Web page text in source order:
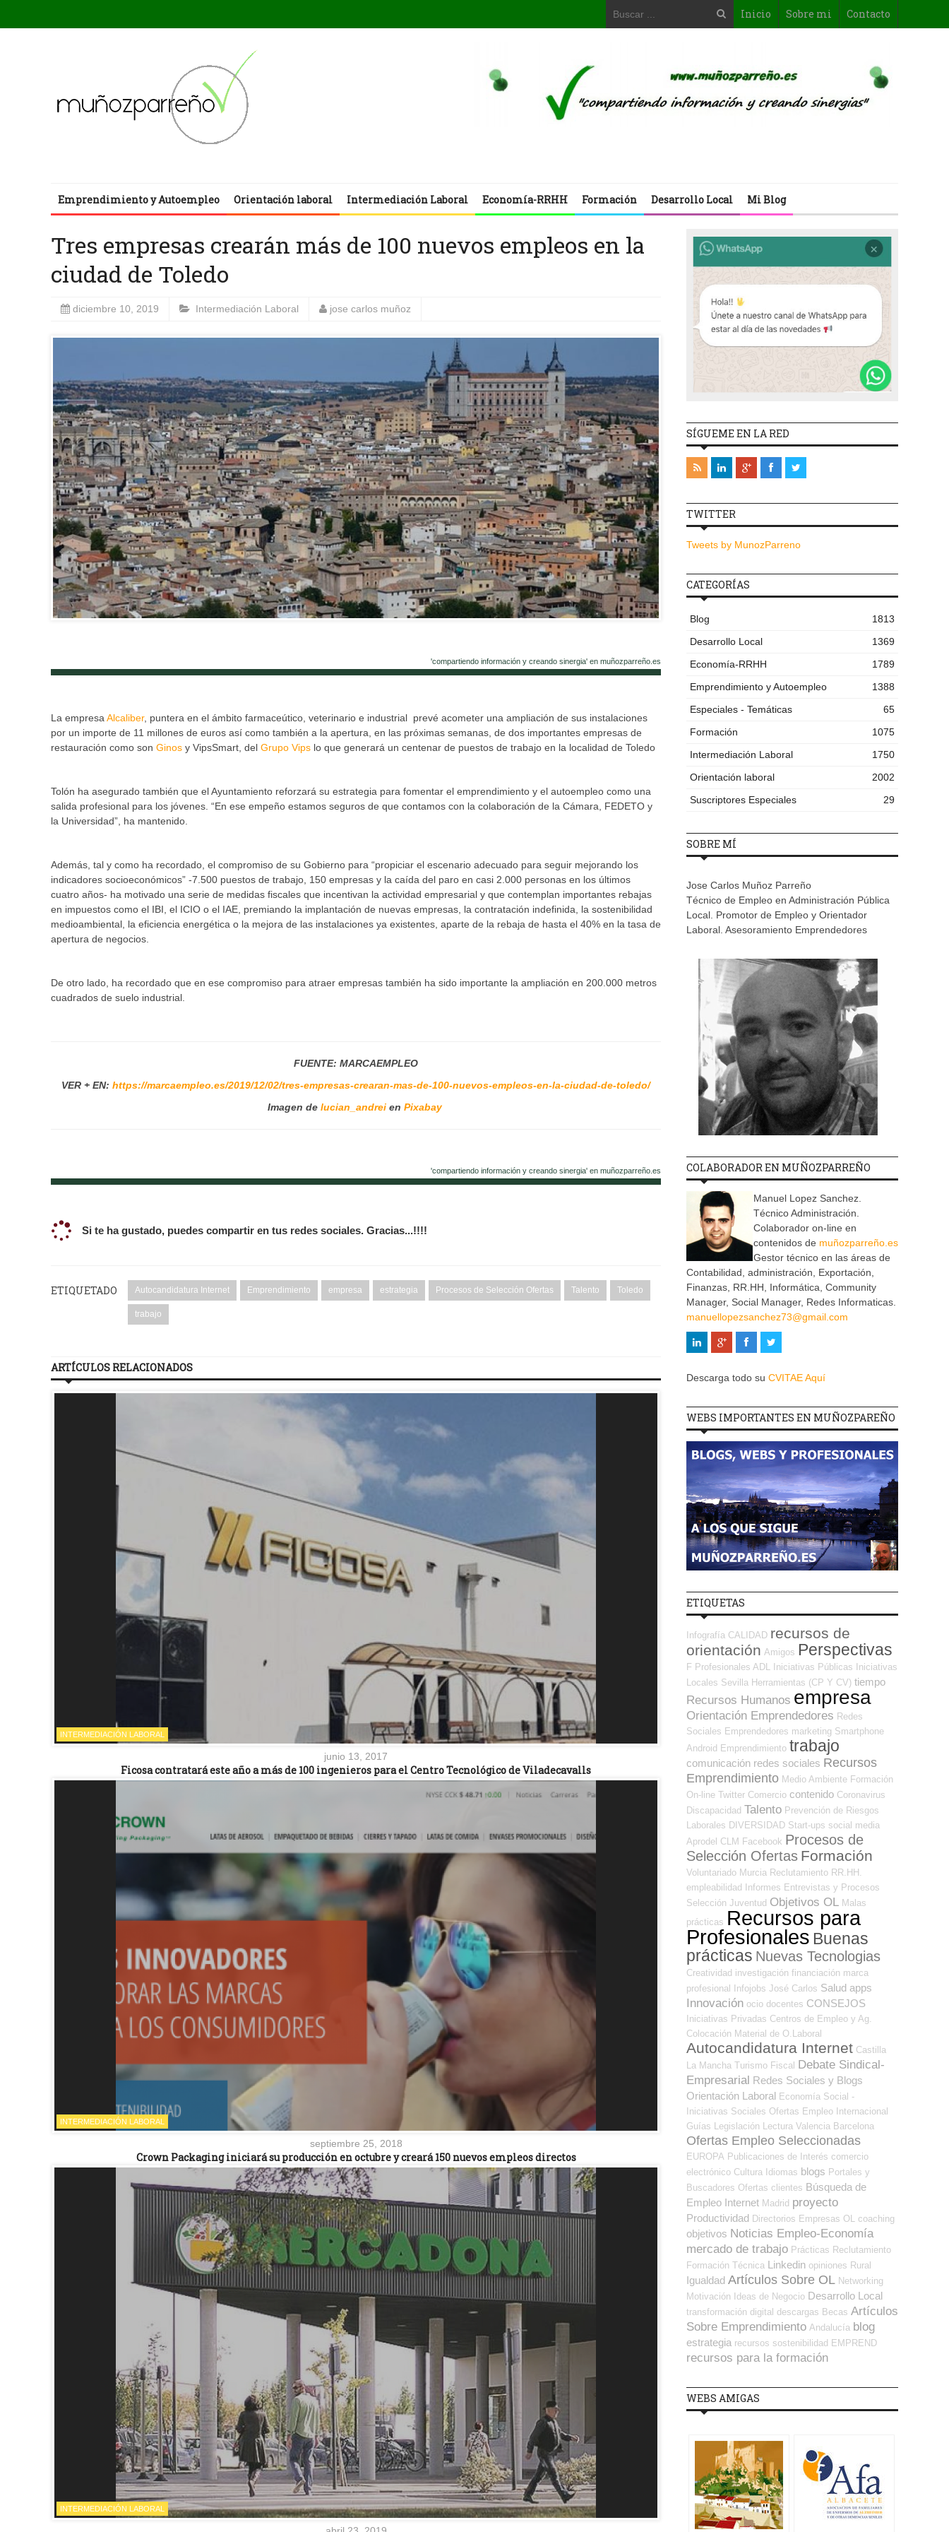
Inicio Sobre mi Contacto
Emprendimiento y Autoempleo Orientación laboral Intermediación Laboral Economía-RRHH Formación Desarrollo Local Mi Blog
Tres empresas crearán más de 100 nuevos empleos en la
ciudad de Toledo
diciembre 10, 2019 Intermediación Laboral jose carlos muñoz
'compartiendo información y creando sinergia' en muñozparreño.es
La empresaAlcaliber, puntera en el ámbito farmaceútico, veterinario e industrial prevé acometer una ampliación de sus instalaciones
por un importe de 11 millones de euros así como también a la apertura, en las próximas semanas, de dos importantes empresas de
restauración como son Ginos y VipsSmart, del Grupo Vips lo que generará un centenar de puestos de trabajo en la localidad de Toledo
Tolón ha asegurado también que el Ayuntamiento reforzará su estrategia para fomentar el emprendimiento y el autoempleo como una
salida profesional para los jóvenes. “En ese empeño estamos seguros de que contamos con la colaboración de la Cámara, FEDETO y
la Universidad”, ha mantenido.
Además, tal y como ha recordado, el compromiso de su Gobierno para “propiciar el escenario adecuado para seguir mejorando los
indicadores socioeconómicos” -7.500 puestos de trabajo, 150 empresas y la caída del paro en casi 2.000 personas en los últimos
cuatro años- ha motivado una serie de medidas fiscales que incentivan la actividad empresarial y que contemplan importantes rebajas
en impuestos como el IBI, el ICIO o el IAE, premiando la implantación de nuevas empresas, la contratación indefinida, la sostenibilidad
medioambiental, la eficiencia energética o la mejora de las instalaciones ya existentes, aparte de la rebaja de hasta el 40% en la tasa de
apertura de negocios.
De otro lado, ha recordado que en ese compromiso para atraer empresas también ha sido importante la ampliación en 200.000 metros
cuadrados de suelo industrial.
FUENTE: MARCAEMPLEO
VER + EN: https://marcaempleo.es/2019/12/02/tres-empresas-crearan-mas-de-100-nuevos-empleos-en-la-ciudad-de-toledo/
Imagen de lucian_andreien Pixabay
'compartiendo información y creando sinergia' en muñozparreño.es
Si te ha gustado, puedes compartir en tus redes sociales. Gracias...!!!!
ETIQUETADO Autocandidatura Internet Emprendimiento empresa estrategia Procesos de Selección Ofertas Talento Toledo
trabajo
ARTÍCULOS RELACIONADOS
INTERMEDIACIÓN LABORAL
junio 13, 2017
Ficosa contratará este año a más de 100 ingenieros para el Centro Tecnológico de Viladecavalls
INTERMEDIACIÓN LABORAL
septiembre 25, 2018
Crown Packaging iniciará su producción en octubre y creará 150 nuevos empleos directos
INTERMEDIACIÓN LABORAL
SÍGUEME EN LA RED
TWITTER
Tweets by MunozParreno
CATEGORÍAS
Blog
1813
Desarrollo Local
1369
Economía-RRHH
1789
Emprendimiento y Autoempleo
1388
Especiales - Temáticas
65
Formación
1075
Intermediación Laboral
1750
Orientación laboral
2002
Suscriptores Especiales
29
SOBRE MÍ
Jose Carlos Muñoz Parreño
Técnico de Empleo en Administración Pública
Local. Promotor de Empleo y Orientador
Laboral. Asesoramiento Emprendedores
COLABORADOR EN MUÑOZPARREÑO
Manuel Lopez Sanchez.
Técnico Administración.
Colaborador on-line en
contenidos de muñozparreño.es
Gestor técnico en las áreas de
Contabilidad, administración, Exportación,
Finanzas, RR.HH, Informática, Community
Manager, Social Manager, Redes Informaticas.
manuellopezsanchez73@gmail.com
Descarga todo su CVITAE Aquí
WEBS IMPORTANTES EN MUÑOZPAREÑO
ETIQUETAS
Infografía CALIDAD recursos de
orientación Amigos Perspectivas
F Profesionales ADL Iniciativas Públicas
Iniciativas
Locales Sevilla Herramientas (CP Y CV) tiempo
Recursos Humanos empresa
Orientación Emprendedores Redes
Sociales Emprendedores marketing Smartphone
Android Emprendimiento trabajo
comunicación redes sociales Recursos
Emprendimiento Medio Ambiente Formación
On-line Twitter Comercio contenido Coronavirus
Discapacidad Talento Prevención de Riesgos
Laborales DIVERSIDAD Start-ups social media
Aprodel CLM Facebook Procesos de
Selección Ofertas Formación
Voluntariado Murcia Reclutamiento RR.HH.
empleabilidad
Informes Entrevistas y Procesos
Selección Juventud Objetivos OL Malas
prácticas Recursos para
Profesionales Buenas
prácticas Nuevas Tecnologias
Creatividad investigación financiación marca
profesional
Infojobs José Carlos Salud apps
Innovación ocio docentes CONSEJOS
Iniciativas Privadas Centros de Empleo y Ag.
Colocación Material de O.Laboral
Autocandidatura Internet Castilla
La Mancha Turismo Fiscal Debate Sindical-
Empresarial Redes Sociales y Blogs
Orientación Laboral Economía Social -
Iniciativas Sociales Ofertas Empleo Internacional
Guías
Legislación Lectura Valencia Barcelona
Ofertas Empleo Seleccionadas
EUROPA Publicaciones de Interés comercio
electrónico Cultura Idiomas blogs Portales y
Buscadores Ofertas clientes Búsqueda de
Empleo Internet Madrid proyecto
Productividad Directorios Empresas OL coaching
objetivos Noticias Empleo-Economía
mercado de trabajo Prácticas Reclutamiento
Formación Técnica Linkedin opiniones Rural
Igualdad Artículos Sobre OL Networking
Motivación
Ideas de Negocio Desarrollo Local
transformación digital descargas Becas Artículos
Sobre Emprendimiento Andalucía blog
estrategia recursos sostenibilidad EMPREND
recursos para la formación
WEBS AMIGAS